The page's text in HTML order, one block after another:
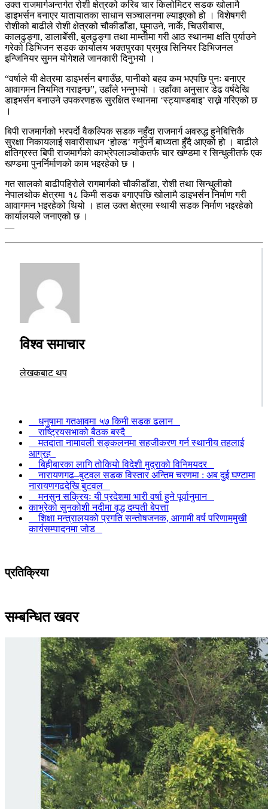
उक्त राजमार्गअन्तर्गत रोशी क्षेत्रको करिब चार किलोमिटर सडक खोलामै
डाइभर्सन बनाएर यातायातका साधान सञ्चालनमा ल्याइएको हो । विशेषगरी
रोशीको बाढीले रोशी क्षेत्रको चौकीडाँडा, घुमाउने, नार्के, चिउरीबास,
कालढुङ्गा, डालाबेँसी, बुलढुङ्गा तथा माम्तीमा गरी आठ स्थानमा क्षति पुर्याउने
गरेको डिभिजन सडक कार्यालय भक्तपुरका प्रमुख सिनियर डिभिजनल
इन्जिनियर सुमन योगेशले जानकारी दिनुभयो ।
“वर्षाले यी क्षेत्रमा डाइभर्सन बगाउँछ, पानीको बहव कम भएपछि पुनः बनाएर
आवागमन नियमित गराइन्छ”, उहाँले भन्नुभयो । उहाँका अनुसार डेढ वर्षदेखि
डाइभर्सन बनाउने उपकरणहरू सुरक्षित स्थानमा ‘स्ट्याण्डबाइ’ राख्ने गरिएको छ
।
बिपी राजमार्गको भरपर्दाे वैकल्पिक सडक नहुँदा राजमार्ग अवरुद्ध हुनेबित्तिकै
सुरक्षा निकायलाई सवारीसाधन ‘होल्ड’ गर्नुपर्ने बाध्यता हुँदै आएको हो । बाढीले
क्षतिग्रस्त बिपी राजमार्गको काभ्रेपलाञ्चोकतर्फ चार खण्डमा र सिन्धुलीतर्फ एक
खण्डमा पुनर्निर्माणको काम भइरहेको छ ।
गत सालको बाढीपहिरोले रागमार्गको चौकीडाँडा, रोशी तथा सिन्धुलीको
नेपालथोक क्षेत्रमा १८ किमी सडक बगाएपछि खोलामै डाइभर्सन निर्माण गरी
आवागमन भइरहेको थियो । हाल उक्त क्षेत्रमा स्थायी सडक निर्माण भइरहेको
कार्यालयले जनाएको छ ।
—
विश्व समाचार
लेखकबाट थप
धनुषामा गतआवमा ५७ किमी सडक ढलान
राष्ट्रियसभाको बैठक बस्दै
मतदाता नामावली सङ्कलनमा सहजीकरण गर्न स्थानीय तहलाई
आग्रह
बिहीबारका लागि तोकियो विदेशी मुद्राको विनिमयदर
नारायणगढ–बुटवल सडक विस्तार अन्तिम चरणमा : अब दुई घण्टामा
नारायणगढदेखि बुटवल
मनसुन सक्रियः यी प्रदेशमा भारी वर्षा हुने पूर्वानुमान
काभ्रेको सुनकोशी नदीमा वृद्ध दम्पती बेपत्ता
शिक्षा मन्त्रालयको प्रगति सन्तोषजनक, आगामी वर्ष परिणाममुखी
कार्यसम्पादनमा जोड
प्रतिक्रिया
सम्बन्धित खवर